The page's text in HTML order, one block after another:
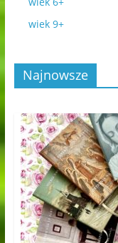
wiek 9+
Najnowsze